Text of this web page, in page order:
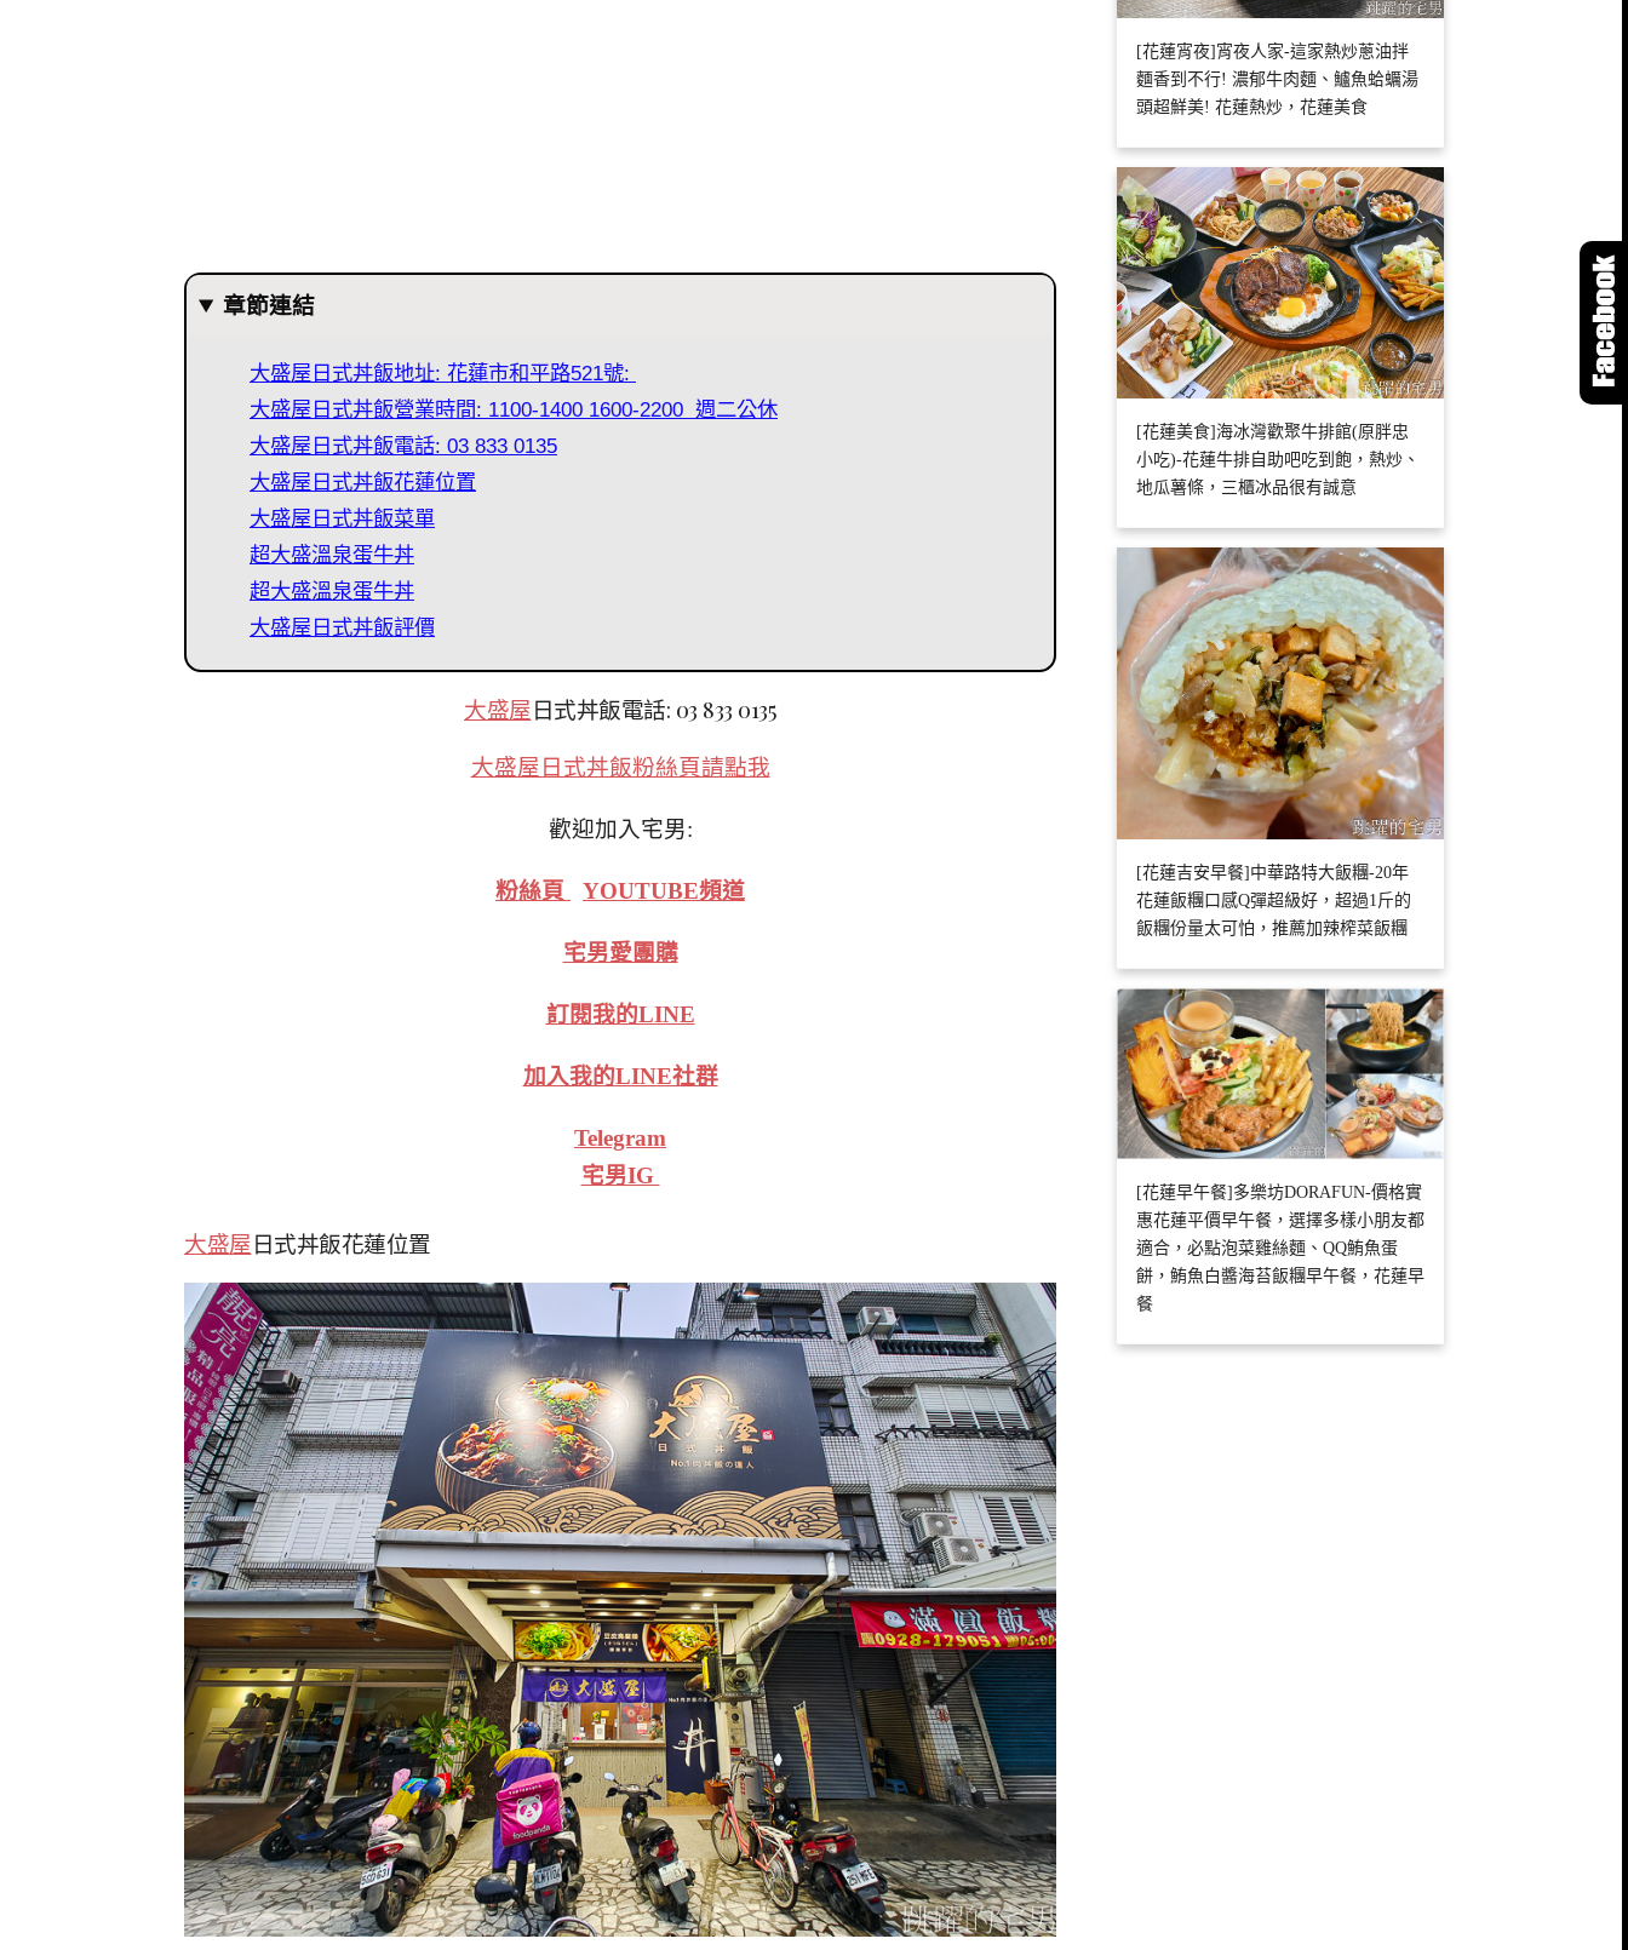
章節連結
大盛屋日式丼飯地址: 花蓮市和平路521號:
大盛屋日式丼飯營業時間: 1100-1400 1600-2200 週二公休
大盛屋日式丼飯電話: 03 833 0135
大盛屋日式丼飯花蓮位置
大盛屋日式丼飯菜單
超大盛溫泉蛋牛丼
超大盛溫泉蛋牛丼
大盛屋日式丼飯評價
大盛屋 日式丼飯電話: 03 833 0135
大盛屋日式丼飯粉絲頁請點我
歡迎加入宅男:
粉絲頁 YOUTUBE頻道
宅男愛團購
訂閱我的LINE
加入我的LINE社群
Telegram
宅男IG
大盛屋 日式丼飯花蓮位置
[花蓮宵夜]宵夜人家-這家熱炒蔥油拌
麵香到不行! 濃郁牛肉麵、鱸魚蛤蠣湯
頭超鮮美! 花蓮熱炒，花蓮美食
[花蓮美食]海冰灣歡聚牛排館(原胖忠
小吃)-花蓮牛排自助吧吃到飽，熱炒、
地瓜薯條，三櫃冰品很有誠意
[花蓮吉安早餐]中華路特大飯糰-20年
花蓮飯糰口感Q彈超級好，超過1斤的
飯糰份量太可怕，推薦加辣榨菜飯糰
[花蓮早午餐]多樂坊DORAFUN-價格實
惠花蓮平價早午餐，選擇多樣小朋友都
適合，必點泡菜雞絲麵、QQ鮪魚蛋
餅，鮪魚白醬海苔飯糰早午餐，花蓮早
餐